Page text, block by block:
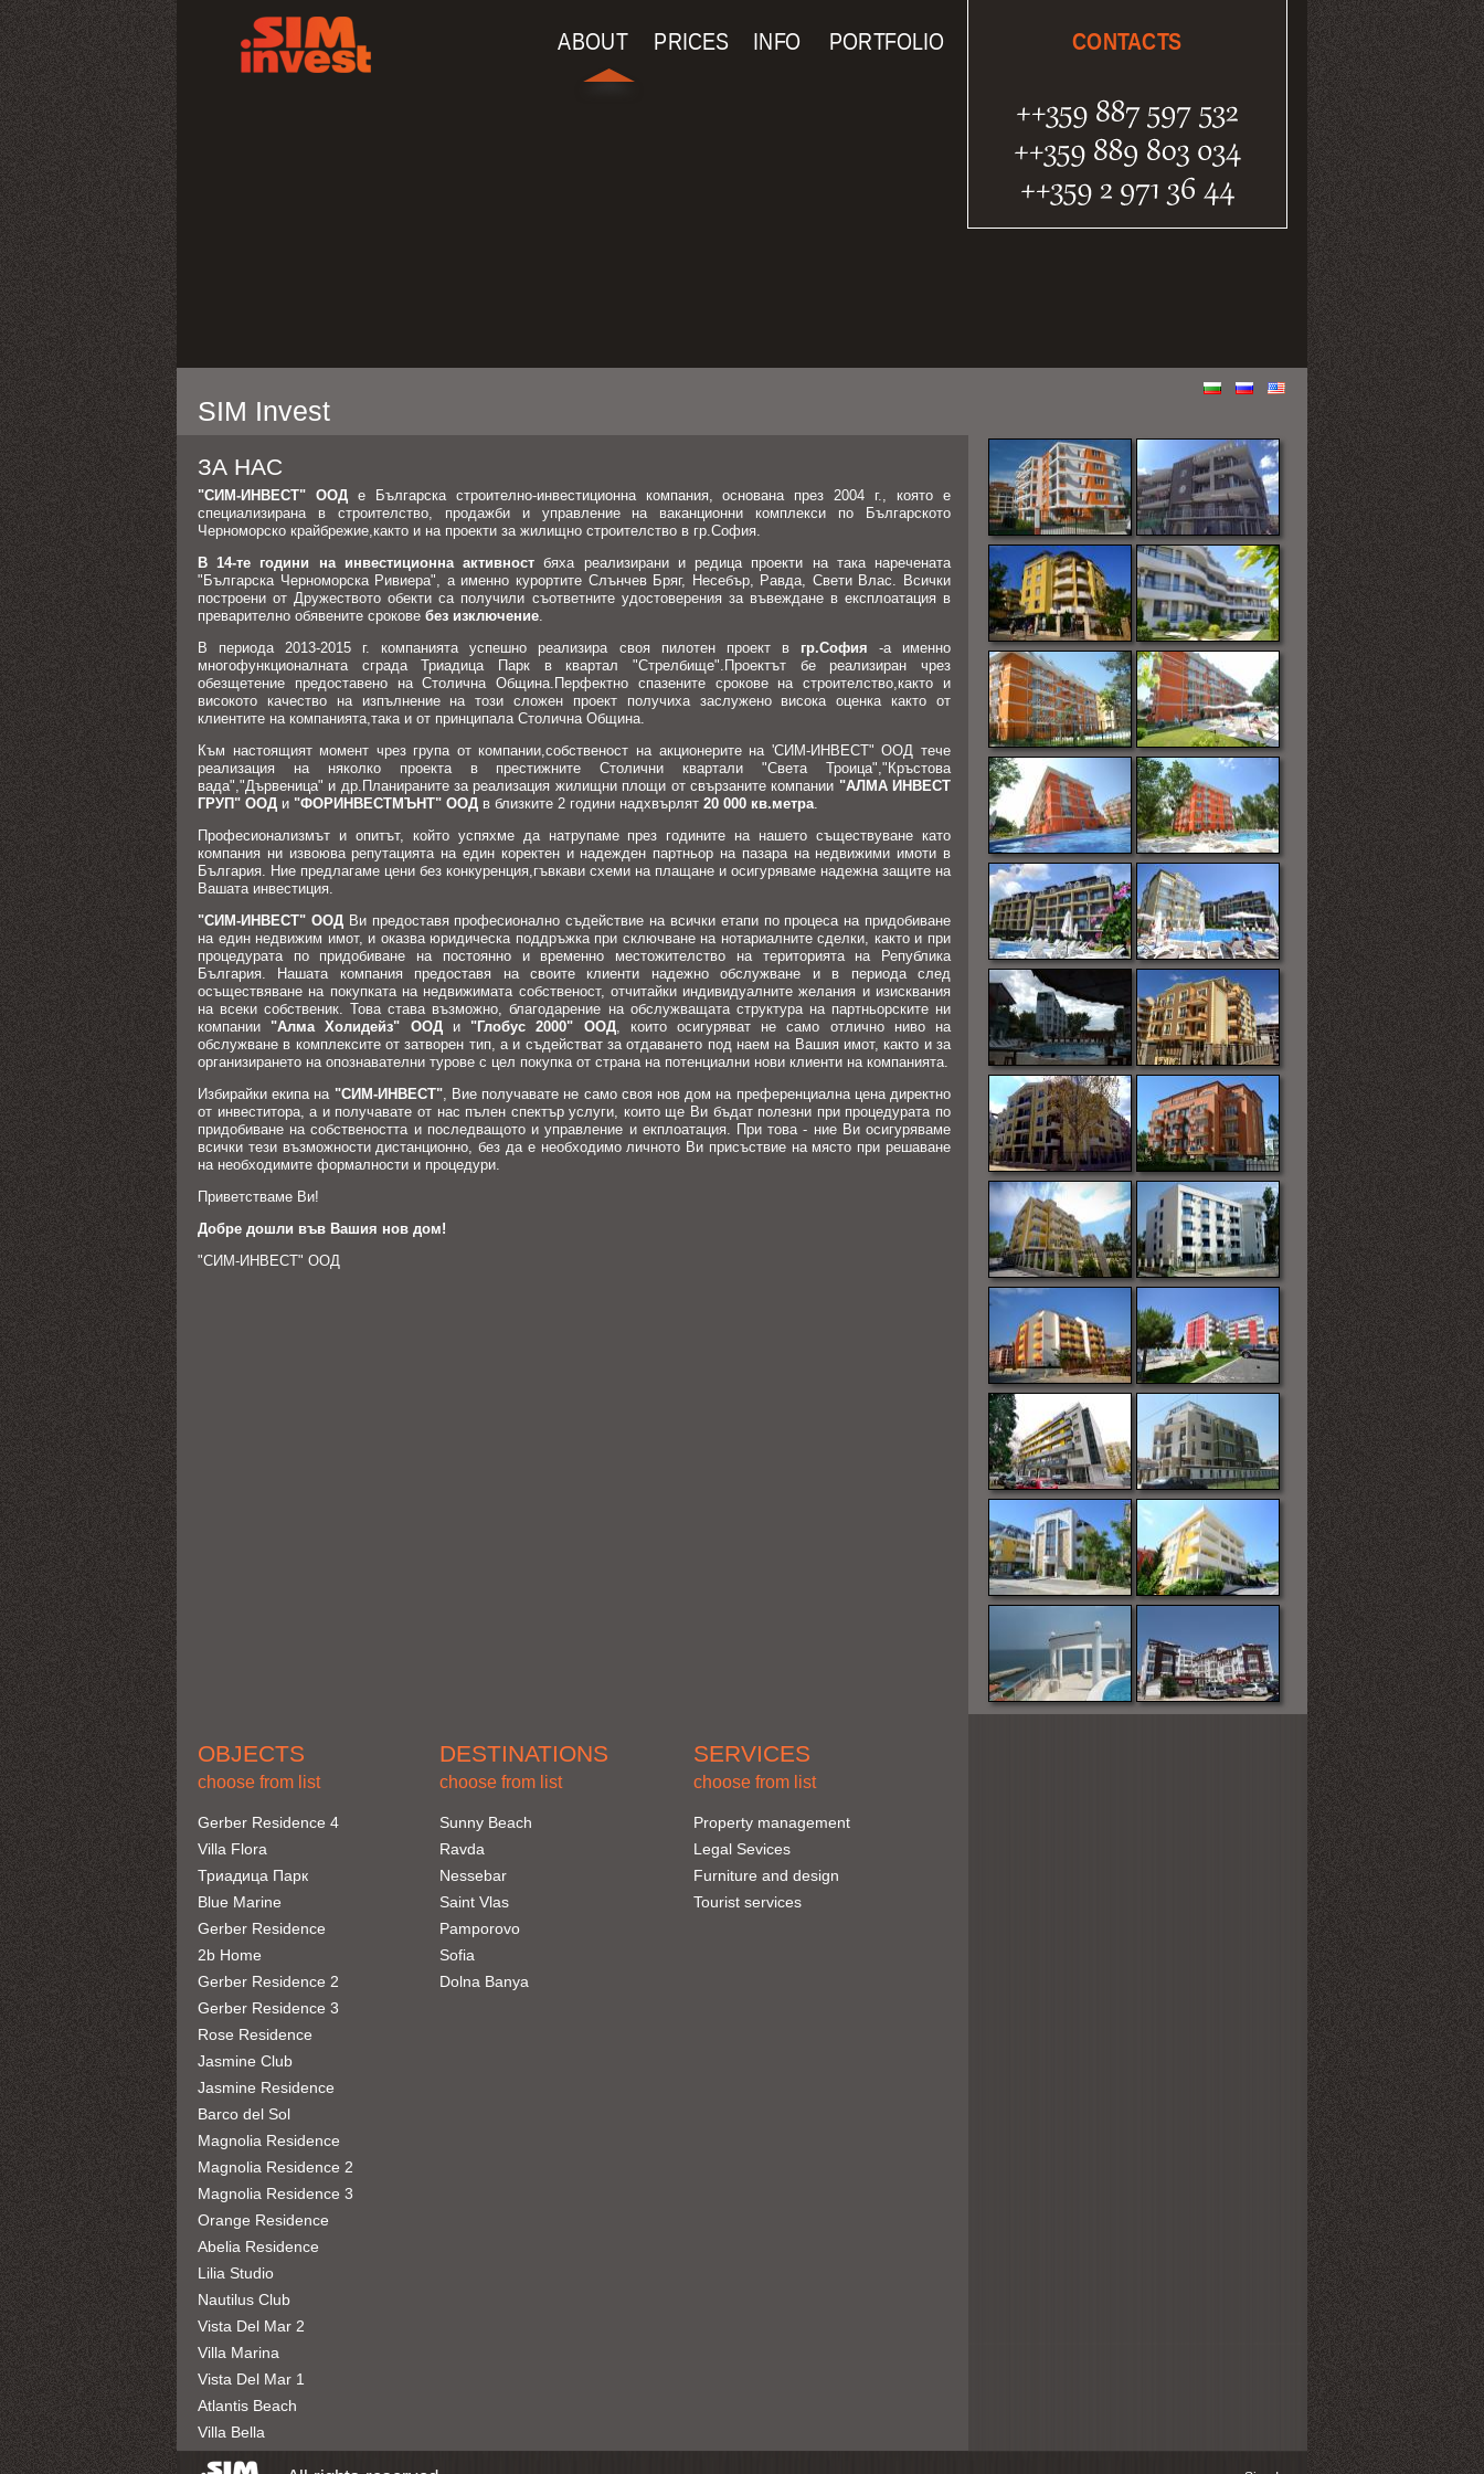
ABOUT PRICES INFO PORTFOLIO CONTACTS
SIM Invest
ЗА НАС
"СИМ-ИНВЕСТ" ООДе Българска строително-инвестиционна компания, основана през 2004 г., която е
специализирана в строителство, продажби и управление на ваканционни комплекси по Българското
Черноморско крайбрежие,както и на проекти за жилищно строителство в гр.София.
В 14-те години на инвестиционна активност бяха реализирани и редица проекти на така наречената
"Българска Черноморска Ривиера", а именно курортите Слънчев Бряг, Несебър, Равда, Свети Влас. Всички
построени от Дружеството обекти са получили съответните удостоверения за въвеждане в експлоатация в
преварително обявените срокове без изключение.
В периода 2013-2015 г. компанията успешно реализира своя пилотен проект в гр.София -а именно
многофункционалната сграда Триадица Парк в квартал "Стрелбище".Проектът бе реализиран чрез
обезщетение предоставено на Столична Община.Перфектно спазените срокове на строителство,както и
високото качество на изпълнение на този сложен проект получиха заслужено висока оценка както от
клиентите на компанията,така и от принципала Столична Община.
Към настоящият момент чрез група от компании,собственост на акционерите на 'СИМ-ИНВЕСТ" ООД тече
реализация на няколко проекта в престижните Столични квартали "Света Троица","Кръстова
вада","Дървеница" и др.Планираните за реализация жилищни площи от свързаните компании "АЛМА ИНВЕСТ
ГРУП" ООД и "ФОРИНВЕСТМЪНТ" ООД в близките 2 години надхвърлят 20 000 кв.метра.
Професионализмът и опитът, който успяхме да натрупаме през годините на нашето съществуване като
компания ни извоюва репутацията на един коректен и надежден партньор на пазара на недвижими имоти в
България. Ние предлагаме цени без конкуренция,гъвкави схеми на плащане и осигуряваме надежна защите на
Вашата инвестиция.
"СИМ-ИНВЕСТ" ООДВи предоставя професионално съдействие на всички етапи по процеса на придобиване
на един недвижим имот, и оказва юридическа поддръжка при сключване на нотариалните сделки, както и при
процедурата по придобиване на постоянно и временно местожителство на територията на Република
България. Нашата компания предоставя на своите клиенти надежно обслужване и в периода след
осъществяване на покупката на недвижимата собственост, отчитайки индивидуалните желания и изисквания
на всеки собственик. Това става възможно, благодарение на обслужващата структура на партньорските ни
компании "Алма Холидейз" ООДи "Глобус 2000" ООД, които осигуряват не само отлично ниво на
обслужване в комплексите от затворен тип, а и съдействат за отдаването под наем на Вашия имот, както и за
организирането на опознавателни турове с цел покупка от страна на потенциални нови клиенти на компанията.
Избирайки екипа на "СИМ-ИНВЕСТ", Вие получавате не само своя нов дом на преференциална цена директно
от инвеститора, а и получавате от нас пълен спектър услуги, които ще Ви бъдат полезни при процедурата по
придобиване на собствеността и последващото и управление и екплоатация. При това - ние Ви осигуряваме
всички тези възможности дистанционно, без да е необходимо личното Ви присъствие на място при решаване
на необходимите формалности и процедури.
Приветстваме Ви!
Добре дошли във Вашия нов дом!
"СИМ-ИНВЕСТ" ООД
OBJECTS
choose from list
Gerber Residence 4
Villa Flora
Триадица Парк
Blue Marine
Gerber Residence
2b Home
Gerber Residence 2
Gerber Residence 3
Rose Residence
Jasmine Club
Jasmine Residence
Barco del Sol
Magnolia Residence
Magnolia Residence 2
Magnolia Residence 3
Orange Residence
Abelia Residence
Lilia Studio
Nautilus Club
Vista Del Mar 2
Villa Marina
Vista Del Mar 1
Atlantis Beach
Villa Bella
DESTINATIONS
choose from list
Sunny Beach
Ravda
Nessebar
Saint Vlas
Pamporovo
Sofia
Dolna Banya
SERVICES
choose from list
Property management
Legal Sevices
Furniture and design
Tourist services